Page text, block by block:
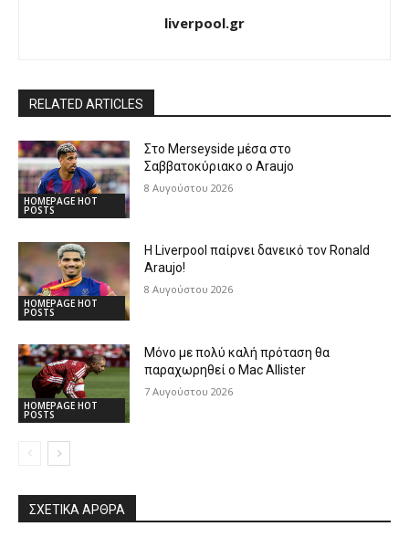
liverpool.gr
RELATED ARTICLES
HOMEPAGE HOT
POSTS
Στο Merseyside μέσα στο
Σαββατοκύριακο ο Araujo
8 Αυγούστου 2026
HOMEPAGE HOT
POSTS
Η Liverpool παίρνει δανεικό τον Ronald
Araujo!
8 Αυγούστου 2026
HOMEPAGE HOT
POSTS
Μόνο με πολύ καλή πρόταση θα
παραχωρηθεί ο Mac Allister
7 Αυγούστου 2026
ΣΧΕΤΙΚΆ ΆΡΘΡΑ